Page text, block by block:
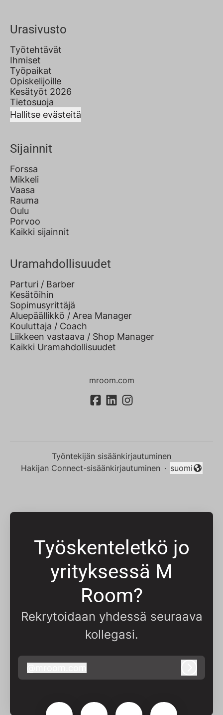
Urasivusto
Työtehtävät
Ihmiset
Työpaikat
Opiskelijoille
Kesätyöt 2026
Tietosuoja
Hallitse evästeitä
Sijainnit
Forssa
Mikkeli
Vaasa
Rauma
Oulu
Porvoo
Kaikki sijainnit
Uramahdollisuudet
Parturi / Barber
Kesätöihin
Sopimusyrittäjä
Aluepäällikkö / Area Manager
Kouluttaja / Coach
Liikkeen vastaava / Shop Manager
Kaikki Uramahdollisuudet
mroom.com
Työntekijän sisäänkirjautuminen
Hakijan Connect-sisäänkirjautuminen ·
Vaihda kieli
suomi
Työskenteletkö jo
yrityksessä M
Room?
Rekrytoidaan yhdessä seuraava
kollegasi.
mroom.com